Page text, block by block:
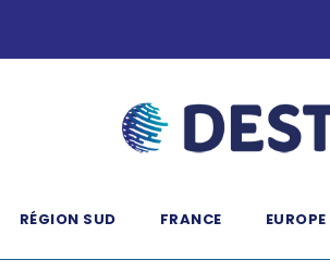
RÉGION SUD FRANCE EUROPE